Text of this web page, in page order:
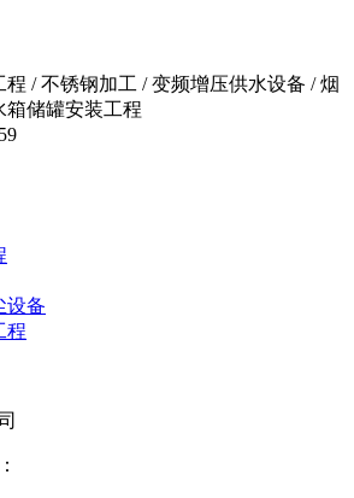
/ 不锈钢加工 / 变频增压供水设备 / 烟
箱储罐安装工程
设备
程